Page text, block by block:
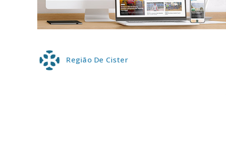
Região De Cister